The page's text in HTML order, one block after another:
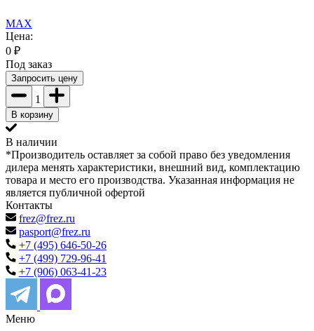
MAX
Цена:
0 ₽
Под заказ
Запросить цену
1
В корзину
В наличии
*Производитель оставляет за собой право без уведомления
дилера менять характеристики, внешний вид, комплектацию
товара и место его производства. Указанная информация не
является публичной офертой
Контакты
frez@frez.ru
pasport@frez.ru
+7 (495) 646-50-26
+7 (499) 729-96-41
+7 (906) 063-41-23
Меню